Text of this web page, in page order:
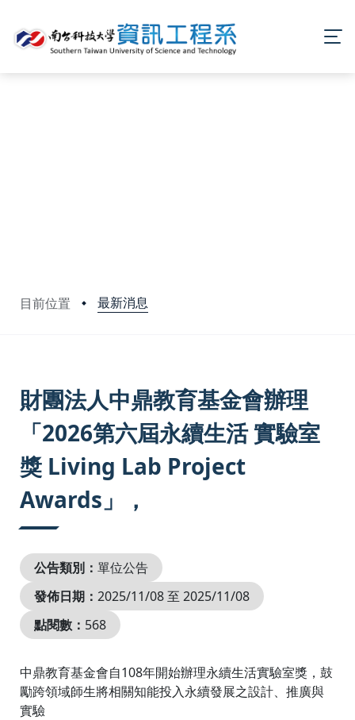
目前位置 最新消息
財團法人中鼎教育基金會辦理
「2026第六屆永續生活 實驗室
獎 Living Lab Project
Awards」，
公告類別： 單位公告
發佈日期： 2025/11/08 至 2025/11/08
點閱數： 568
中鼎教育基金會自108年開始辦理永續生活實驗室獎，鼓
勵跨領域師生將相關知能投入永續發展之設計、推廣與
實驗